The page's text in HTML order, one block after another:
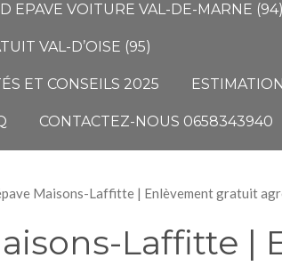
EPAVE VOITURE VAL-DE-MARNE
VAL-D’OISE (95)
ET CONSEILS 2025
CONTACTEZ-NOUS 0658343940
Maisons-Laffitte | Enlèvement gratuit
Laffitte |